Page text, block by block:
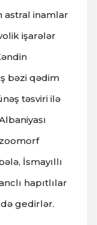
astral inamlar
işarələr
bəzi qədim
təsviri ilə
İsmayıllı
hapıtlılar
gedirlər.